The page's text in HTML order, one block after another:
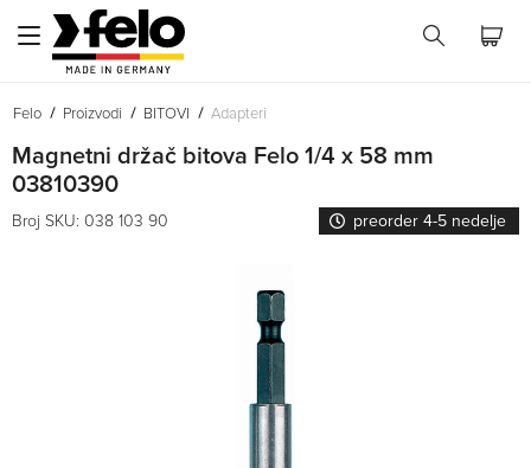
Felo Proizvodi BITOVI Adapteri
Magnetni držač bitova Felo 1/4 x 58 mm
03810390
Broj SKU: 038 103 90 preorder 4-5 nedelje